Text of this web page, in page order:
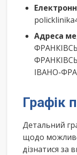
Адреса
ІВАНО-
Графік
Детальний
щодо
дізнатися за